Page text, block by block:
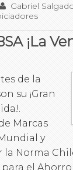
Gabriel
¡La
de la
su ¡Gran
Marcas
y
la Norma
para el